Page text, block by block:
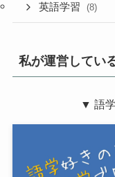
英語学習 (8)
私が運営してい
▼ 語